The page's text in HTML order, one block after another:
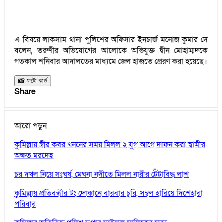
এ বিষয়ে লাকসাম থানা পুলিশের অফিসার ইনচার্জ মনোজ কুমার দে
বলেন, তরুণীর অভিযোগের আলোকে অভিযুক্ত দ্বীন মোহাম্মদকে
গতকাল শনিবার আদালতের মাধ্যমে জেল হাজতে প্রেরণ করা হয়েছে।
📸 ফটো কার্ড
Share
আরো পড়ুন
কুমিল্লায় স্ত্রীর কবর খননের সময় মিলল ২ যুগ আগে দাফন করা স্বামীর
অক্ষত মরদেহ
চর দখল নিয়ে সংঘর্ষ, মেঘনা নদীতে মিলল নারীর টেঁটাবিদ্ধ লাশ
কুমিল্লায় প্রতিবন্ধীর টং দোকানে বারবার চুরি, সম্বল হারিয়ে দিশেহারা
পরিবার